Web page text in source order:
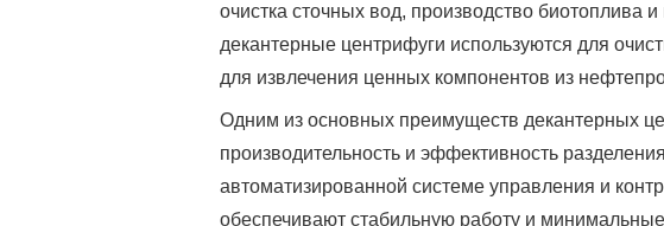
очистка сточных вод, производство биотоплива
декантерные центрифуги используются для
для извлечения ценных компонентов из
Одним из основных преимуществ декантерных
производительность и эффективность
автоматизированной системе управления и
обеспечивают стабильную работу и